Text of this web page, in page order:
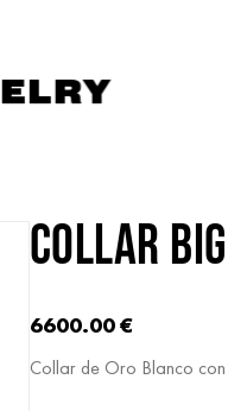
COLLAR
6600.00€
Collar de Oro Blanco